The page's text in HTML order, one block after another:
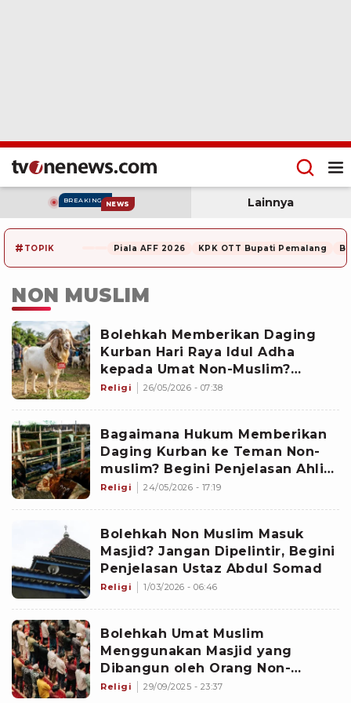
BREAKING NEWS Lainnya
# TOPIK Piala AFF 2026 KPK OTT Bupati Pemalang
NON MUSLIM
Bolehkah Memberikan Daging
Kurban Hari Raya Idul Adha
kepada Umat Non-Muslim?
Begini Penjelasan Hukumnya
Religi 26/05/2026 - 07:38
Bagaimana Hukum Memberikan
Daging Kurban ke Teman Non-
muslim? Begini Penjelasan Ahli
Agama
Religi 24/05/2026 - 17:19
Bolehkah Non Muslim Masuk
Masjid? Jangan Dipelintir, Begini
Penjelasan Ustaz Abdul Somad
Religi 1/03/2026 - 06:46
Bolehkah Umat Muslim
Menggunakan Masjid yang
Dibangun oleh Orang Non-
Muslim? Kata Ustaz Adi Hidayat
Religi 29/09/2025 - 23:37